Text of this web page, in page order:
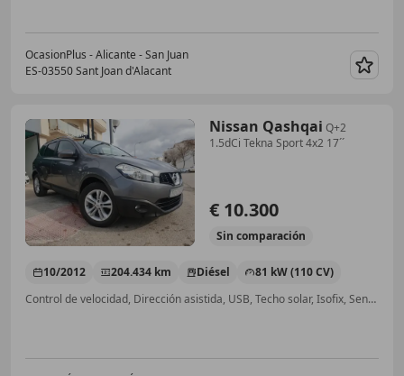
OcasionPlus - Alicante - San Juan
ES-03550 Sant Joan d'Alacant
Nissan Qashqai Q+2
1.5dCi Tekna Sport 4x2 17´´
€ 10.300
Sin comparación
10/2012 204.434 km Diésel
81 kW (110 CV)
Control de velocidad, Dirección asistida, USB, Techo solar, Isofix, Sensor de lluvia, Inmovilizador, CD